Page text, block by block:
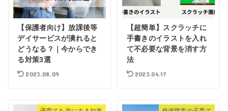
【保護者向け】放課後等
デイサービスが潰れると
どうなる？｜今からでき
る対策3選
2023.08.09
【超簡単】スクラッチに
手書きのイラストを入れ
て不必要な背景を消す方
法
2023.04.17